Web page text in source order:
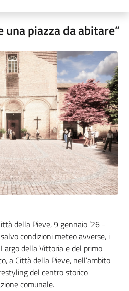
una piazza da abitare”
della Pieve, 9 gennaio ‘26 -
condizioni meteo avverse, i
della Vittoria e del primo
a Città della Pieve, nell’ambito
del centro storico
comunale.